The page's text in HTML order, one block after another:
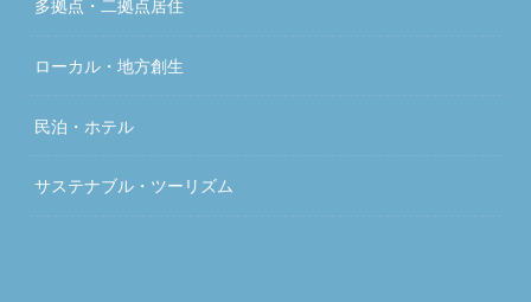
多拠点・二拠点居住
ローカル・地方創生
民泊・ホテル
サステナブル・ツーリズム